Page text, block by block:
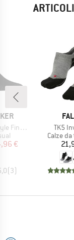
No Show
prodotti
ridotto
€
(3)
TK5
Gruppo
Calze